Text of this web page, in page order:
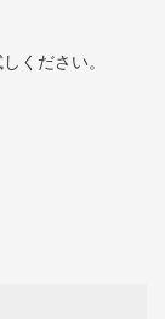
ください。